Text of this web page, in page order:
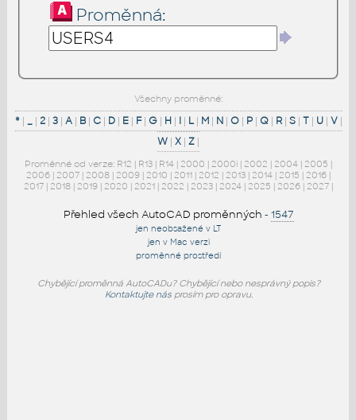
Proměnná:
Všechny proměnné:
*| _| 2| 3| A| B| C| D| E| F| G| H| I| L| M| N| O| P| Q| R| S| T| U| V|
W | X | Z |
Proměnné od verze: R12 | R13 | R14 | 2000 | 2000i | 2002 | 2004 | 2005 |
2006 | 2007 | 2008 | 2009 | 2010 | 2011 | 2012 | 2013 | 2014 | 2015 | 2016 |
2017 | 2018 | 2019 | 2020 | 2021 | 2022 | 2023 | 2024 | 2025 | 2026 | 2027 |
Přehled všech AutoCAD proměnných - 1547
jen neobsažené v LT
jen v Mac verzi
proměnné prostředí
Chybějící proměnná AutoCADu? Chybějící nebo nesprávný popis?
Kontaktujte násprosím pro opravu.